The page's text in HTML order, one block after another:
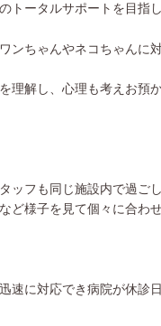
トータルサポートを目指
ンちゃんやネコちゃんに
理解し、心理も考えお預
ッフも同じ施設内で過ご
ど様子を見て個々に合わ
速に対応でき病院が休診